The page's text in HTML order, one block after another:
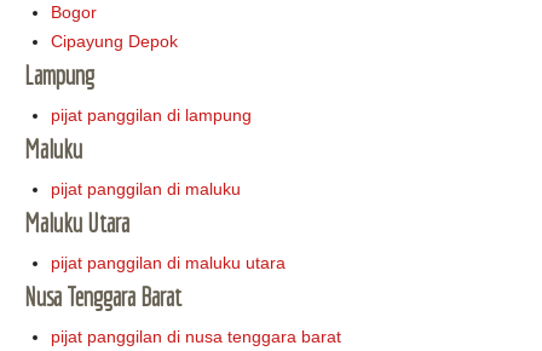
Bogor
Cipayung Depok
Lampung
pijat panggilan di lampung
Maluku
pijat panggilan di maluku
Maluku Utara
pijat panggilan di maluku utara
Nusa Tenggara Barat
pijat panggilan di nusa tenggara barat